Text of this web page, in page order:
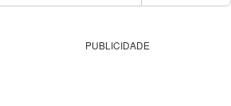
PUBLICIDADE